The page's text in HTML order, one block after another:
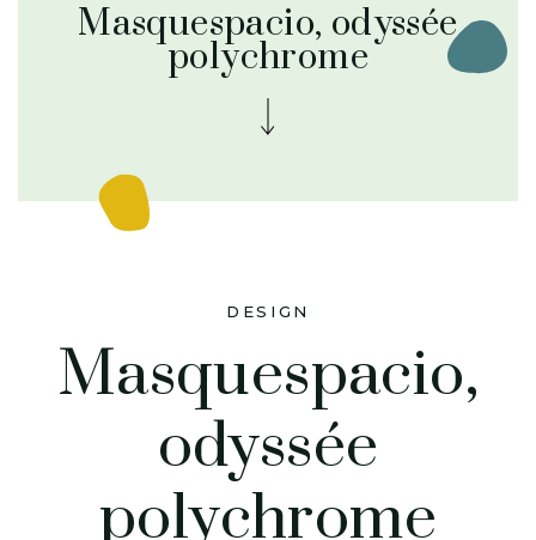
Masquespacio, odyssée
polychrome
DESIGN
Masquespacio,
odyssée
polychrome